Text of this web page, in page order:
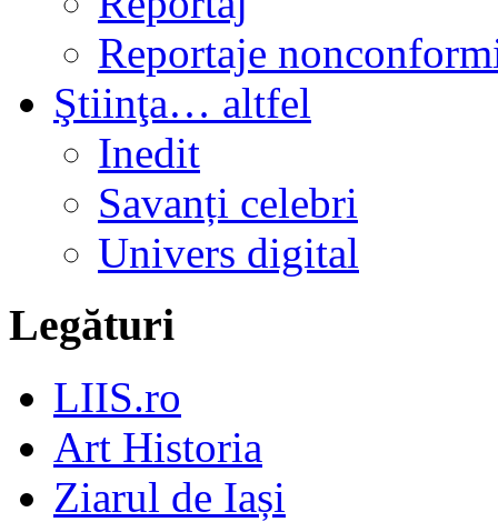
Reportaje
Ştiinţa… altfel
Inedit
Savanți celebri
Univers digital
Legături
LIIS.ro
Art Historia
Ziarul de Iași